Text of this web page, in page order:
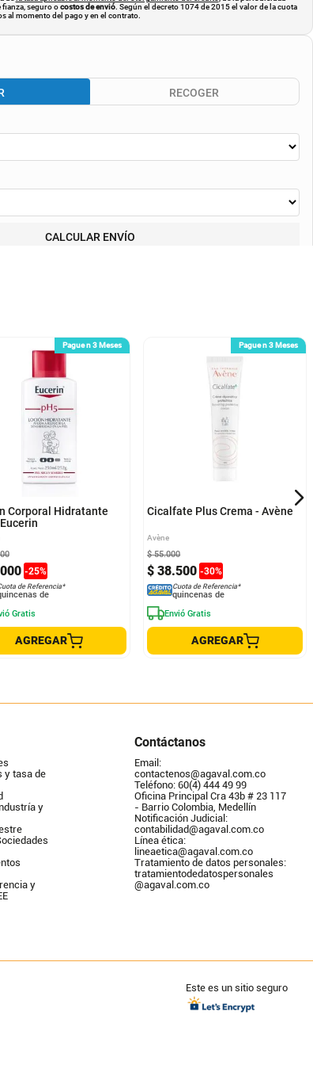
fianza, seguro ocostos de envió. Según el decreto 1074 de 2015 el valor de la cuota
al momento del pago y en el contrato.
RECOGER
CALCULAR ENVÍO
Pague n 3 Meses
Corporal Hidratante
000 -25%
de Referencia*
de
Gratis
AGREGAR
Pague n 3 Meses
Cicalfate Plus Crema - Avène
Avène
$ 38.500 -30%
$ 55.000
Cuota de Referencia*
quincenas de
Envió Gratis
AGREGAR
y tasa de
y
y
Contáctanos
Email:
contactenos@agaval.com.co
Teléfono: 60(4) 444 49 99
Oficina Principal Cra 43b # 23 117
- Barrio Colombia, Medellín
Notificación Judicial:
contabilidad@agaval.com.co
Línea ética:
lineaetica@agaval.com.co
Tratamiento de datos personales:
tratamientodedatospersonales
@agaval.com.co
Este es un sitio seguro